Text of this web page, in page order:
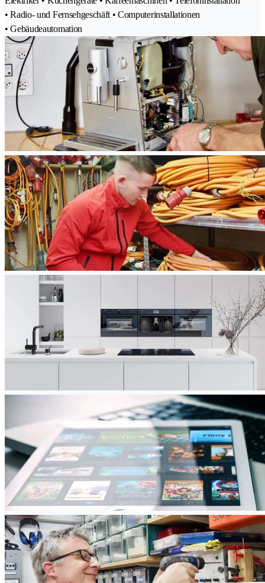
• Radio- und Fernsehgeschäft • Computerinstallationen
• Gebäudeautomation